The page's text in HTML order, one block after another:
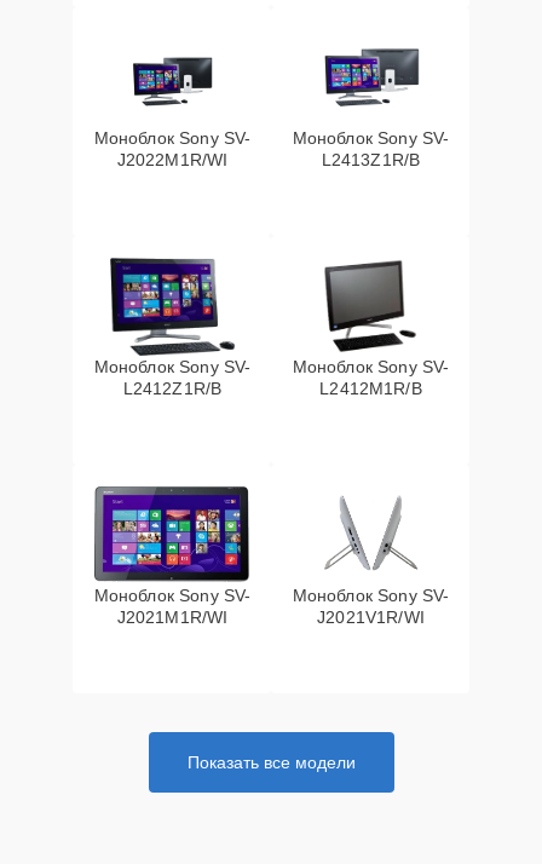
Моноблок Sony SV-
J2022M1R/WI
Моноблок Sony SV-
L2413Z1R/B
Моноблок Sony SV-
L2412Z1R/B
Моноблок Sony SV-
L2412M1R/B
Моноблок Sony SV-
J2021M1R/WI
Моноблок Sony SV-
J2021V1R/WI
Показать все модели